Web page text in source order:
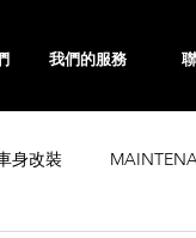
我們的服務
身改裝